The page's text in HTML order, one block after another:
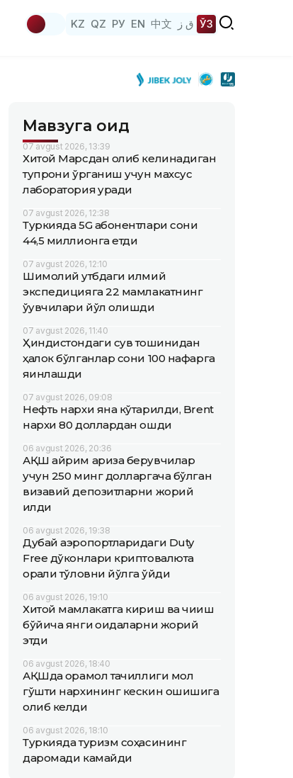
KZ QZ РУ EN 中文 ق ز ЎЗ
Мавзуга оид
07 avgust 2026, 13:39
Хитой Марсдан олиб келинадиган
тупроқни ўрганиш учун махсус
лаборатория қуради
07 avgust 2026, 12:38
Туркияда 5G абонентлари сони
44,5 миллионга етди
07 avgust 2026, 12:10
Шимолий қутбдаги илмий
экспедицияга 22 мамлакатнинг
ўқувчилари йўл олишди
07 avgust 2026, 11:40
Ҳиндистондаги сув тошқинидан
ҳалок бўлганлар сони 100 нафарга
яқинлашди
07 avgust 2026, 09:08
Нефть нархи яна кўтарилди, Brent
нархи 80 доллардан ошди
06 avgust 2026, 20:36
АҚШ айрим ариза берувчилар
учун 250 минг долларгача бўлган
визавий депозитларни жорий
қилди
06 avgust 2026, 19:38
Дубай аэропортларидаги Duty
Free дўконлари криптовалюта
орқали тўловни йўлга қўйди
06 avgust 2026, 19:10
Хитой мамлакатга кириш ва чиқиш
бўйича янги қоидаларни жорий
этди
06 avgust 2026, 18:40
АҚШда қорамол тақчиллиги мол
гўшти нархининг кескин ошишига
олиб келди
06 avgust 2026, 18:10
Туркияда туризм соҳасининг
даромади камайди